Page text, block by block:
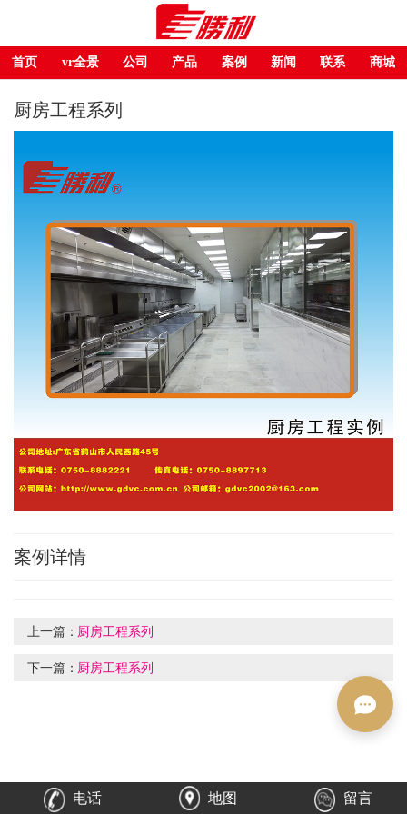
首页 vr全景 公司 产品 案例 新闻 联系 商城
厨房工程系列
案例详情
上一篇： 厨房工程系列
下一篇： 厨房工程系列
电话 地图 留言